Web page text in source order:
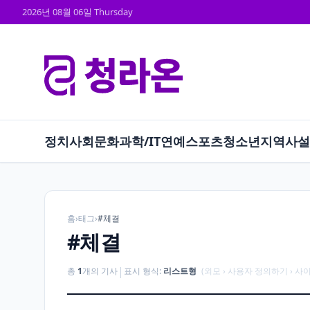
2026년 08월 06일 Thursday
정치사회문화과학/IT연예스포츠청소년지역사
홈›태그›#체결
#체결
총 1개의 기사 | 표시 형식: 리스트형 (외모 › 사용자 정의하기 › 사